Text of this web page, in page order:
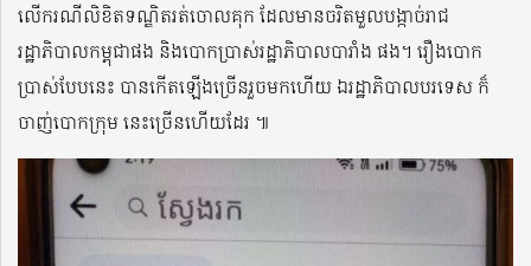
លើករណីលិខិតទណ្ឌិតរត់ចោលគុក ដែលមានចរិតមួលបង្កាច់រាជ
រដ្ឋាភិបាលកម្ពុជាផង និងបោកប្រាស់រដ្ឋាភិបាលបារាំង ផង។ រឿងបោក
ប្រាស់បែបនេះ បានកើតឡើងច្រើនរួចមកហើយ ឯរដ្ឋាភិបាលបរទេស ក៏
ចាញ់បោកក្រុម នេះច្រើនហើយដែរ ៕